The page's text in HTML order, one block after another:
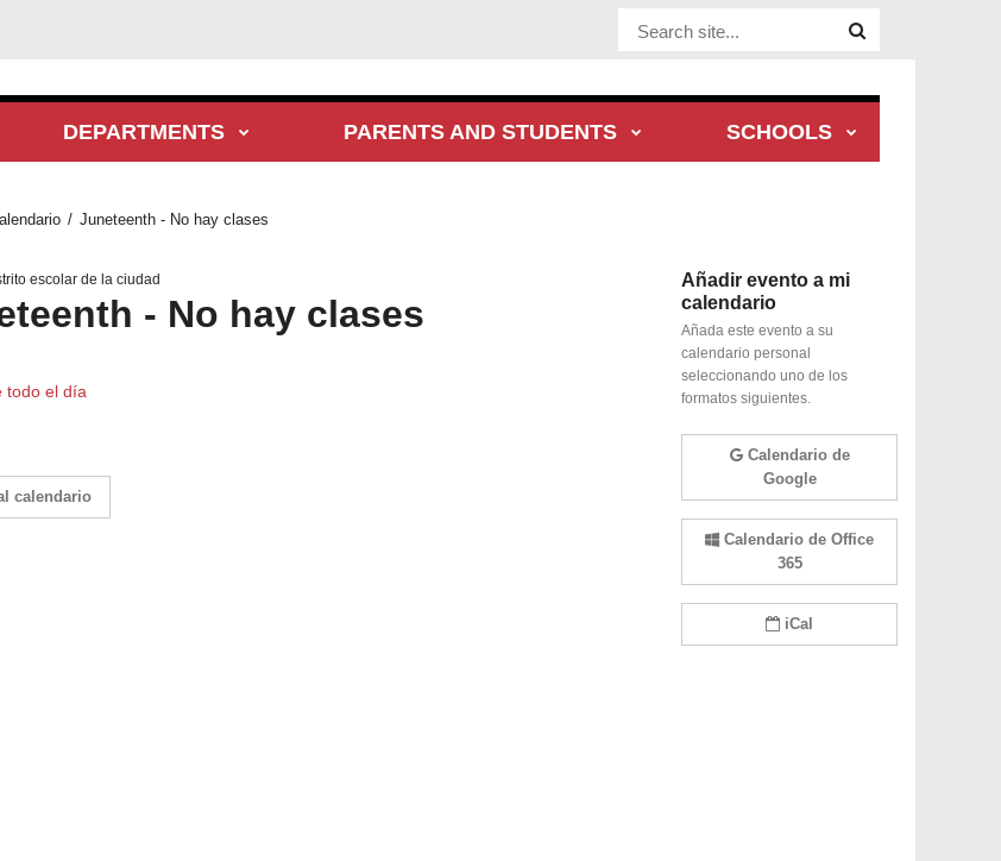
Website Site
DEPARTMENTS PARENTS AND STUDENTS SCHOOLS
Juneteenth - No hay clases
escolar de la ciudad
- No hay clases
todo el día
calendario
Añadir evento a mi
calendario
Añada este evento a su
calendario personal
seleccionando uno de los
formatos siguientes.
Calendario de
Google
Calendario de Office
365
iCal